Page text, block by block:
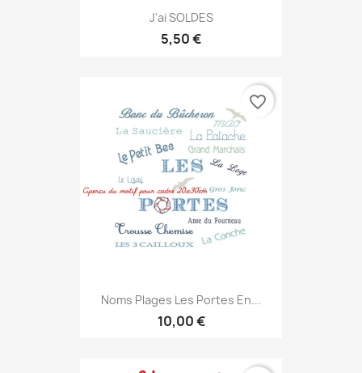
J'ai SOLDES
5,50 €
Noms Plages Les Portes En...
10,00 €
favorite_border